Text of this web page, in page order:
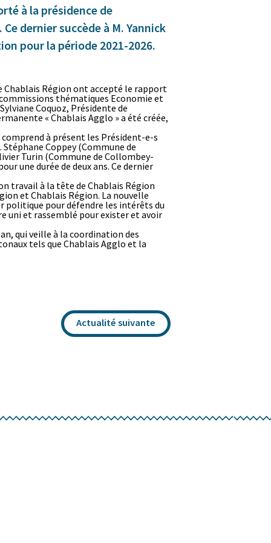
à la présidence de
dernier succède à M. Yannick
pour la période 2021-2026.
Chablais Région ont accepté le rapport
thématiques Economie et
Coquoz, Présidente de
« Chablais Agglo » a été créée,
à présent les Président-e-s
Coppey (Commune de
Turin (Commune de Collombey-
une durée de deux ans. Ce dernier
travail à la tête de Chablais Région
et Chablais Région. La nouvelle
pour défendre les intérêts du
uni et rassemblé pour exister et avoir
qui veille à la coordination des
tels que Chablais Agglo et la
Actualité suivante